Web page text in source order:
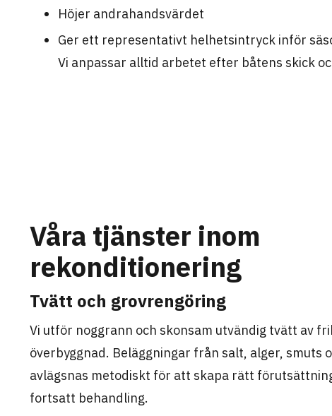
Höjer andrahandsvärdet
Ger ett representativt helhetsintryck inför
Vi anpassar alltid arbetet efter båtens skick
Våra tjänster inom
rekonditionering
Tvätt och grovrengöring
Vi utför noggrann och skonsam utvändig tvätt av
överbyggnad. Beläggningar från salt, alger, smuts
avlägsnas metodiskt för att skapa rätt
fortsatt behandling.